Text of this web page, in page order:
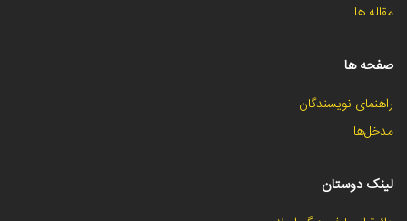
مقاله ها
صفحه ها
راهنمای نویسندگان
مدخل‌ها
لینک دوستان